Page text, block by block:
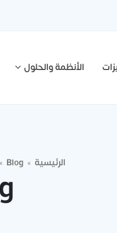
الأنظمة والحلول
الرئيسية »
Blog
»